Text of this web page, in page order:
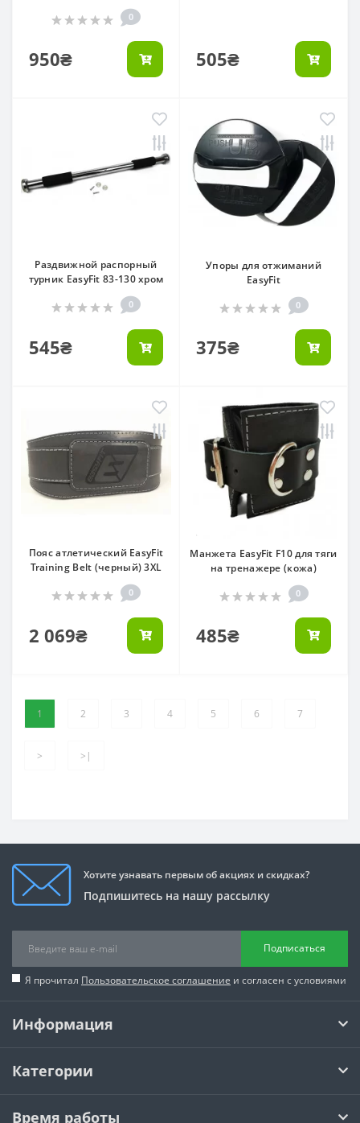
0
950₴ 505₴
Раздвижной распорный
турник EasyFit 83-130 хром
0
545₴
Упоры для отжиманий
EasyFit
0
375₴
Пояс атлетический EasyFit
Training Belt (черный) 3XL
0
2 069₴
Манжета EasyFit F10 для тяги
на тренажере (кожа)
0
485₴
1 2 3 4 5 6 7
> >|
Хотите узнавать первым об акциях и скидках?
Подпишитесь на нашу рассылку
Подписаться
Я прочитал Пользовательское соглашение и согласен с условиями
Информация
Категории
Время работы